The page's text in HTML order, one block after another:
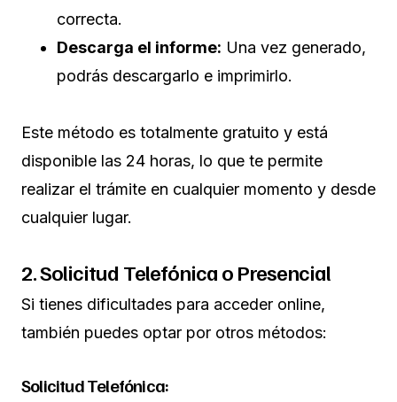
correcta.
Descarga el informe: Una vez generado,
podrás descargarlo e imprimirlo.
Este método es totalmente gratuito y está
disponible las 24 horas, lo que te permite
realizar el trámite en cualquier momento y desde
cualquier lugar.
2. Solicitud Telefónica o Presencial
Si tienes dificultades para acceder online,
también puedes optar por otros métodos:
Solicitud Telefónica: